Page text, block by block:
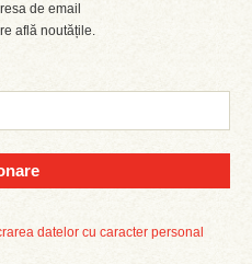
de email
află noutățile.
datelor cu caracter personal